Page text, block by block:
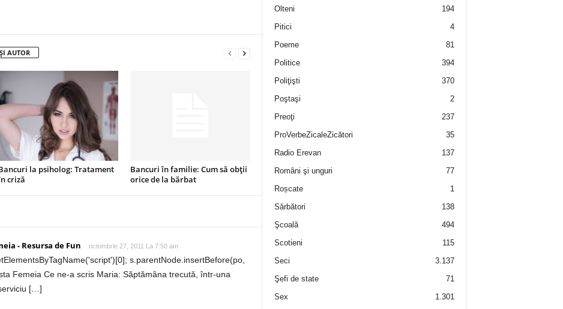
AUTOR
la psiholog: Tratament
criză
Bancuri în familie: Cum să obții
orice de la bărbat
- Resursa de Fun octombrie 27, 2011 La 7:50 am
s.parentNode.insertBefore(po,
Femeia Ce ne-a scris Maria: Săptămâna trecută, într-una
[…]
Olteni
194
Pitici
4
Poeme
81
Politice
394
Poliţişti
370
Poştaşi
2
Preoţi
237
ProVerbeZicaleZicători
35
Radio Erevan
137
Români şi unguri
77
Roșcate
1
Sărbători
138
Şcoală
494
Scotieni
115
Seci
3.137
Şefi de state
71
Sex
1.301